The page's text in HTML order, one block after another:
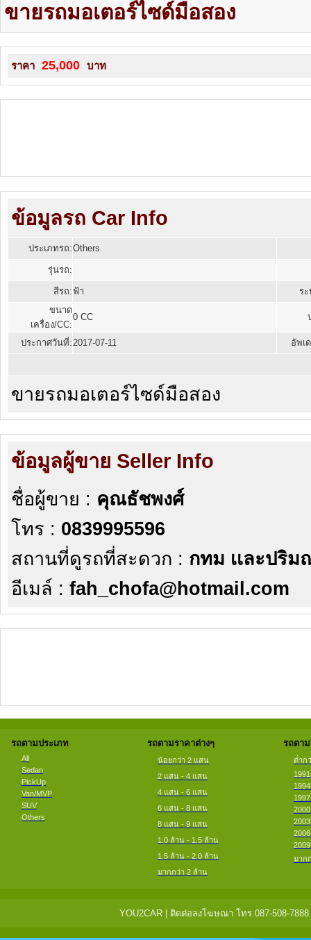
ขายรถมอเตอร์ไซด์มือสอง
ราคา 25,000 บาท
ข้อมูลรถ Car Info
ประเภทรถ:Others
รุ่นรถ:
สีรถ: ฟ้า
ระ
ขนาด
เครื่อง/CC:
0 CC
ประกาศวันที่:2017-07-11 อัพเ
ขายรถมอเตอร์ไซด์มือสอง
ข้อมูลผู้ขาย Seller Info
ชื่อผู้ขาย : คุณธัชพงศ์
โทร : 0839995596
สถานที่ดูรถที่สะดวก : กทม เเละปริ
อีเมล์ : fah_chofa@hotmail.com
รถตามประเภท
All
Sedan
PickUp
Van/MVP
SUV
Others
รถตามราคาต่างๆ
น้อยกว่า 2 แสน
2 แสน - 4 แสน
4 แสน - 6 แสน
6 แสน - 8 แสน
8 แสน - 9 แสน
1.0 ล้าน - 1.5 ล้าน
1.5 ล้าน - 2.0 ล้าน
มากกว่า 2 ล้าน
รถตา
ต่ำก
มาก
YOU2CAR | ติดต่อลงโฆษณา โทร.087-508-